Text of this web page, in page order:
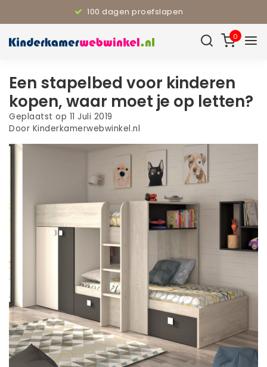
100 dagen proefslapen
0
Een stapelbed voor kinderen
kopen, waar moet je op letten?
Geplaatst op 11 Juli 2019
Door Kinderkamerwebwinkel.nl